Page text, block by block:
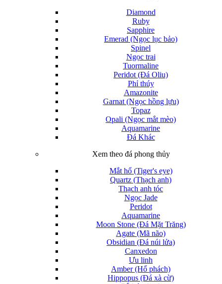
Diamond
Ruby
Sapphire
Emerad (Ngọc lục bảo)
Spinel
Ngọc trai
Tuormaline
Peridot (Đá Oliu)
Phỉ thúy
Amazonite
Garnat (Ngọc hồng lựu)
Topaz
Opali (Ngọc mắt mèo)
Aquamarine
Đá Khác
Xem theo đá phong thủy
Mắt hổ (Tiger's eye)
Quartz (Thạch anh)
Thạch anh tóc
Ngọc Jade
Peridot
Aquamarine
Moon Stone (Đá Mặt Trăng)
Agate (Mã não)
Obsidian (Đá núi lửa)
Canxedon
Ưu linh
Amber (Hổ phách)
Hippopus (Đá xà cừ)